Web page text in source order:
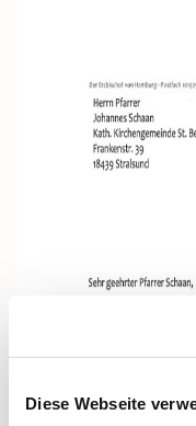
Diese Webseite